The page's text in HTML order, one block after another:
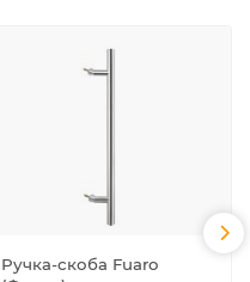
Ручка-скоба Fuaro